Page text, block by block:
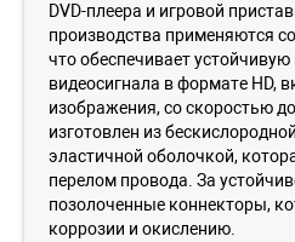
DVD-плеера и игровой
производства применяются
что обеспечивает
видеосигнала в формате HD,
изображения, со скоростью
изготовлен из
эластичной оболочкой,
перелом провода. За
позолоченные коннекторы,
коррозии и окислению.